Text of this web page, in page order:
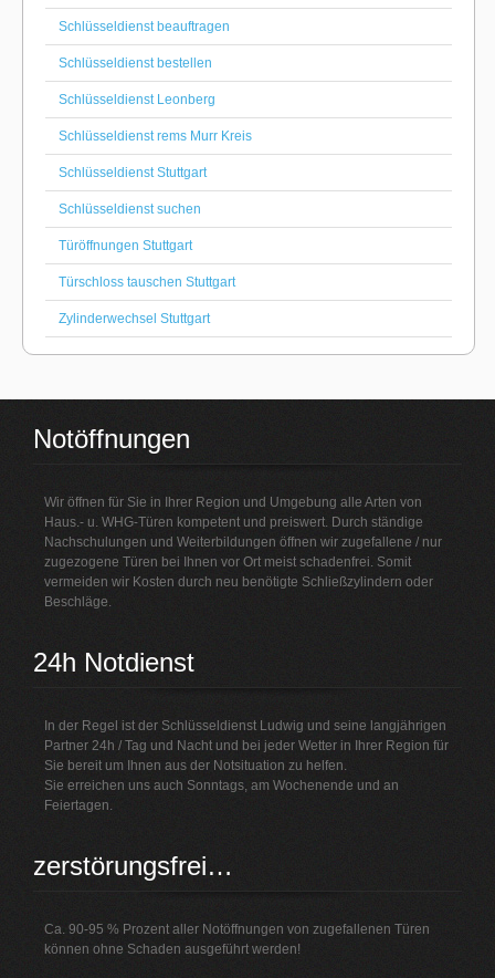
Schlüsseldienst beauftragen
Schlüsseldienst bestellen
Schlüsseldienst Leonberg
Schlüsseldienst rems Murr Kreis
Schlüsseldienst Stuttgart
Schlüsseldienst suchen
Türöffnungen Stuttgart
Türschloss tauschen Stuttgart
Zylinderwechsel Stuttgart
Notöffnungen
Wir öffnen für Sie in Ihrer Region und Umgebung alle Arten von
Haus.- u. WHG-Türen kompetent und preiswert. Durch ständige
Nachschulungen und Weiterbildungen öffnen wir zugefallene / nur
zugezogene Türen bei Ihnen vor Ort meist schadenfrei. Somit
vermeiden wir Kosten durch neu benötigte Schließzylindern oder
Beschläge.
24h Notdienst
In der Regel ist der Schlüsseldienst Ludwig und seine langjährigen
Partner 24h / Tag und Nacht und bei jeder Wetter in Ihrer Region für
Sie bereit um Ihnen aus der Notsituation zu helfen.
Sie erreichen uns auch Sonntags, am Wochenende und an
Feiertagen.
zerstörungsfrei…
Ca. 90-95 % Prozent aller Notöffnungen von zugefallenen Türen
können ohne Schaden ausgeführt werden!